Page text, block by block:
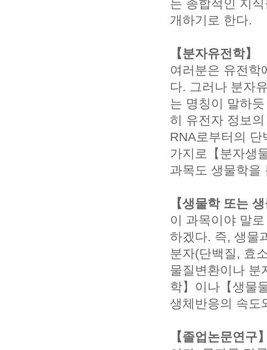
는 종합적인 지
개하기로 한다.
【분자유전학】
여러분은 유전학
다. 그러나 분자
는 명칭이 말하
히 유전자 정보
RNA로부터의
가지로【분자생
과목도 생물학을
【생물학 또는
이 과목이야 말
하겠다. 즉, 생물
분자(단백질, 효
물질변환이나 분
학】이나【생물
생체반응의 속도
【졸업논문연구